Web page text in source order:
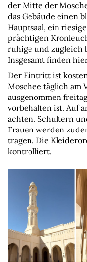
der Mitte der
das Gebäude einen
Hauptsaal, ein
prächtigen
ruhige und zugleich
Insgesamt finden
Der Eintritt ist
Moschee täglich am
ausgenommen
vorbehalten ist. Auf
achten. Schultern
Frauen werden
tragen. Die
kontrolliert.